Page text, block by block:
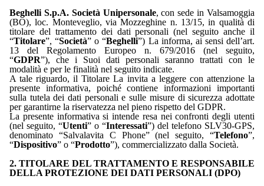
Beghelli S.p.A. Società Unipersonale, con sede in Valsamoggia
(BO), loc. Monteveglio, via Mozzeghine n. 13/15, in qualità di
titolare del trattamento dei dati personali (nel seguito anche il
“Titolare”, “Società” o “Beghelli”) La informa, ai sensi dell’art.
13 del Regolamento Europeo n. 679/2016 (nel seguito,
“GDPR”), che i Suoi dati personali saranno trattati con le
modalità e per le finalità nel seguito indicate.
A tale riguardo, il Titolare La invita a leggere con attenzione la
presente informativa, poiché contiene informazioni importanti
sulla tutela dei dati personali e sulle misure di sicurezza adottate
per garantirne la riservatezza nel pieno rispetto del GDPR.
La presente informativa si intende resa nei confronti degli utenti
(nel seguito, “Utenti” o “Interessati”) del telefono SLV30-GPS,
denominato “Salvalavita C Phone” (nel seguito, “Telefono”,
“Dispositivo” o “Prodotto”), commercializzato dalla Società.
2. TITOLARE DEL TRATTAMENTO E RESPONSABILE
DELLA PROTEZIONE DEI DATI PERSONALI (DPO)